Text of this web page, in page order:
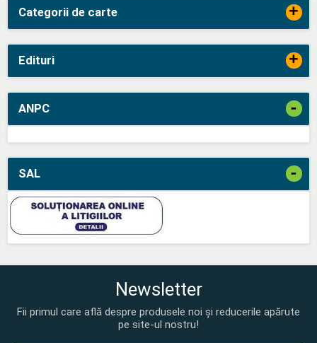
Categorii de carte +
Edituri +
ANPC -
SAL -
Newsletter
Fii primul care află despre produsele noi și reducerile apărute
pe site-ul nostru!